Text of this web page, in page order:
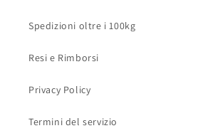
Spedizioni oltre i 100kg
Resi e Rimborsi
Privacy Policy
Termini del servizio